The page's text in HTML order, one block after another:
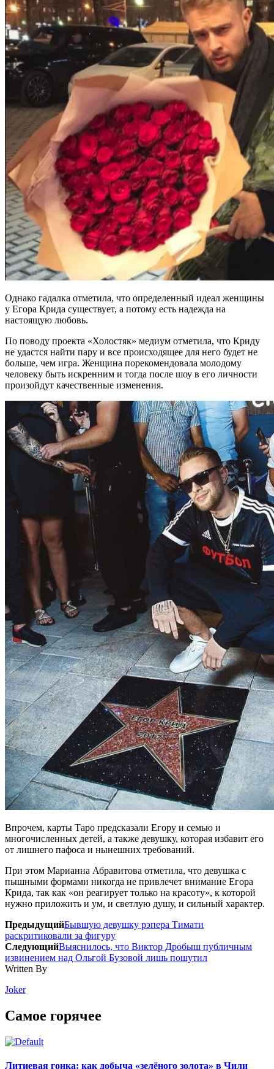
Однако гадалка отметила, что определенный идеал женщины
у Егора Крида существует, а потому есть надежда на
настоящую любовь.
По поводу проекта «Холостяк» медиум отметила, что Криду
не удастся найти пару и все происходящее для него будет не
больше, чем игра. Женщина порекомендовала молодому
человеку быть искренним и тогда после шоу в его личности
произойдут качественные изменения.
Впрочем, карты Таро предсказали Егору и семью и
многочисленных детей, а также девушку, которая избавит его
от лишнего пафоса и нынешних требований.
При этом Марианна Абравитова отметила, что девушка с
пышными формами никогда не привлечет внимание Егора
Крида, так как «он реагирует только на красоту», к которой
нужно приложить и ум, и светлую душу, и сильный характер.
ПредыдущийБывшую девушку рэпера Тимати
раскритиковали за фигуру
СледующийВыяснилось, что Виктор Дробыш публичным
извинением над Ольгой Бузовой лишь пошутил
Written By
Joker
Самое горячее
Литиевая гонка: как добыча «зелёного золота» в Чили